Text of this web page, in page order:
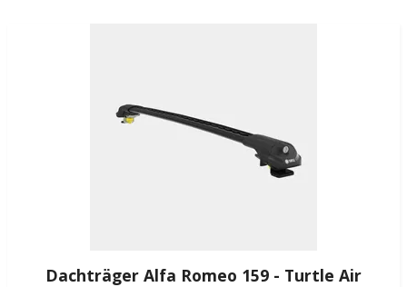
Dachträger Alfa Romeo 159 - Turtle Air